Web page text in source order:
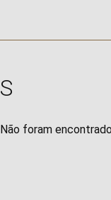
S
Não foram